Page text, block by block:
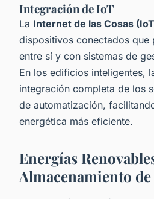
Integración de IoT
La Internet de las Cosas
dispositivos conectados que
entre sí y con sistemas de
En los edificios inteligentes,
integración completa de los
de automatización,
energética más eficiente.
Energías
Almacenamiento